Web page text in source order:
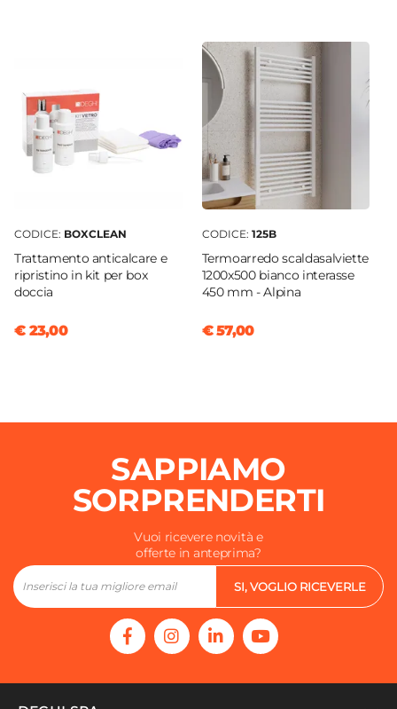
Ø 3,65 cm
Materiale Doccino
ABS
Materiale Flessibile
CODICE: BOXCLEAN
Trattamento anticalcare e
ripristino in kit per box
doccia
€ 23,00
CODICE: 125B
Termoarredo scaldasalviette
1200x500 bianco interasse
450 mm - Alpina
€ 57,00
SAPPIAMO
SORPRENDERTI
Vuoi ricevere novità e
offerte in anteprima?
SI, VOGLIO RICEVERLE